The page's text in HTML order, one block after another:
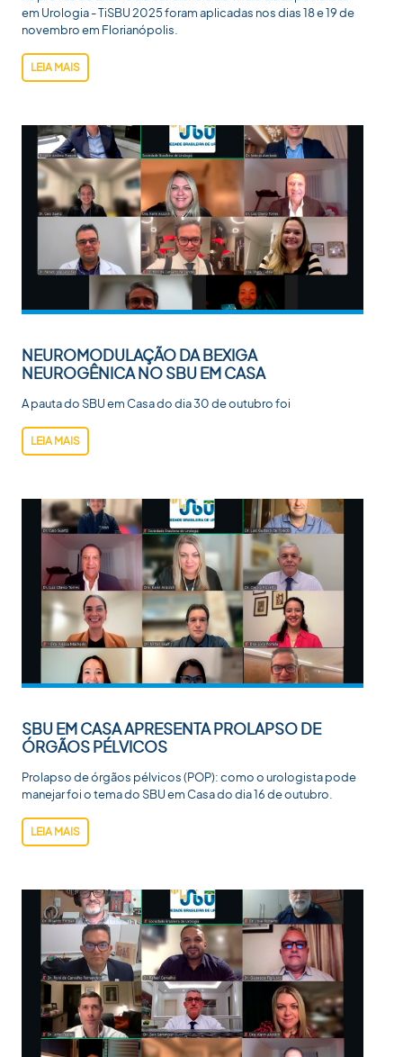
em Urologia - TiSBU 2025 foram aplicadas nos dias 18 e 19 de
novembro em Florianópolis.
LEIA MAIS
NEUROMODULAÇÃO DA BEXIGA
NEUROGÊNICA NO SBU EM CASA
A pauta do SBU em Casa do dia 30 de outubro foi
LEIA MAIS
SBU EM CASA APRESENTA PROLAPSO DE
ÓRGÃOS PÉLVICOS
Prolapso de órgãos pélvicos (POP): como o urologista pode
manejar foi o tema do SBU em Casa do dia 16 de outubro.
LEIA MAIS